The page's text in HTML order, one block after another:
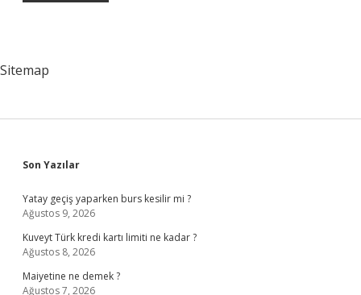
Sitemap
Sidebar
Son Yazılar
Yatay geçiş yaparken burs kesilir mi ?
Ağustos 9, 2026
Kuveyt Türk kredi kartı limiti ne kadar ?
Ağustos 8, 2026
Maiyetine ne demek ?
Ağustos 7, 2026